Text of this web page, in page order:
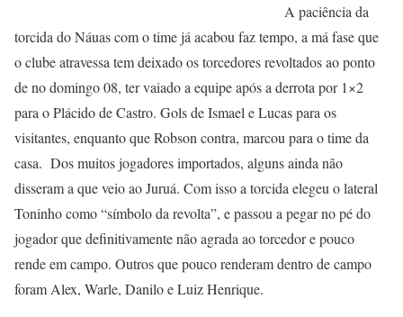
A paciência da
torcida do Náuas com o time já acabou faz tempo, a má fase que
o clube atravessa tem deixado os torcedores revoltados ao ponto
de no domingo 08, ter vaiado a equipe após a derrota por 1×2
para o Plácido de Castro. Gols de Ismael e Lucas para os
visitantes, enquanto que Robson contra, marcou para o time da
casa. Dos muitos jogadores importados, alguns ainda não
disseram a que veio ao Juruá. Com isso a torcida elegeu o lateral
Toninho como “símbolo da revolta”, e passou a pegar no pé do
jogador que definitivamente não agrada ao torcedor e pouco
rende em campo. Outros que pouco renderam dentro de campo
foram Alex, Warle, Danilo e Luiz Henrique.